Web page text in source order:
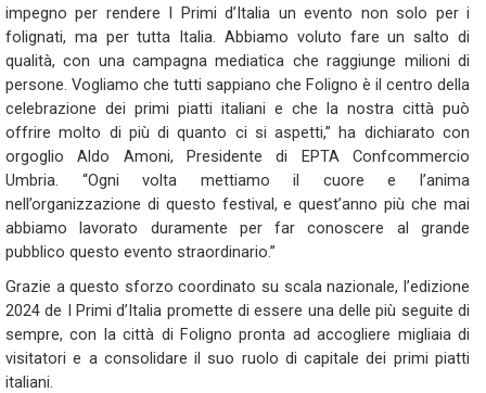
impegno per rendere I Primi d’Italia un evento non solo per i
folignati, ma per tutta Italia. Abbiamo voluto fare un salto di
qualità, con una campagna mediatica che raggiunge milioni di
persone. Vogliamo che tutti sappiano che Foligno è il centro della
celebrazione dei primi piatti italiani e che la nostra città può
offrire molto di più di quanto ci si aspetti,” ha dichiarato con
orgoglio Aldo Amoni, Presidente di EPTA Confcommercio
Umbria. “Ogni volta mettiamo il cuore e l’anima
nell’organizzazione di questo festival, e quest’anno più che mai
abbiamo lavorato duramente per far conoscere al grande
pubblico questo evento straordinario.”
Grazie a questo sforzo coordinato su scala nazionale, l’edizione
2024 de I Primi d’Italia promette di essere una delle più seguite di
sempre, con la città di Foligno pronta ad accogliere migliaia di
visitatori e a consolidare il suo ruolo di capitale dei primi piatti
italiani.